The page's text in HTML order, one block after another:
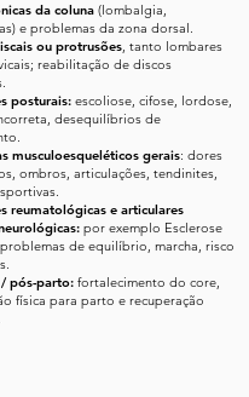
da coluna (lombalgia,
e problemas da zona dorsal.
ou protrusões, tanto lombares
reabilitação de discos
posturais: escoliose, cifose, lordose,
desequilíbrios de
musculoesqueléticos gerais: dores
ombros, articulações, tendinites,
reumatológicas e articulares
por exemplo Esclerose
de equilíbrio, marcha, risco
pós-parto: fortalecimento do core,
física para parto e recuperação